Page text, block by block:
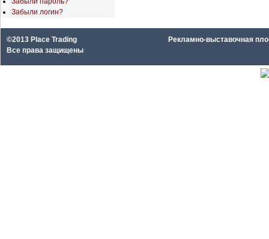
Забыли логин?
©2013 Place Trading
Все права защищены
Рекламно-выставочная